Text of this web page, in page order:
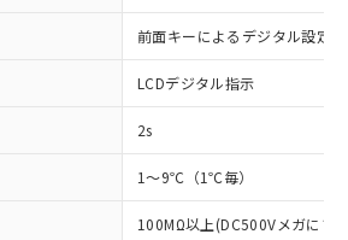
前面キーによるデジタル設定
LCDデジタル指示
2s
1～9℃（1℃毎）
100MΩ以上(DC500Vメガにて)
：EU RoHS指令（10物質）の